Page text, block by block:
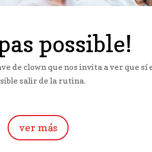
possible!
de clown que nos invita a ver que sí
salir de la rutina.
ver más